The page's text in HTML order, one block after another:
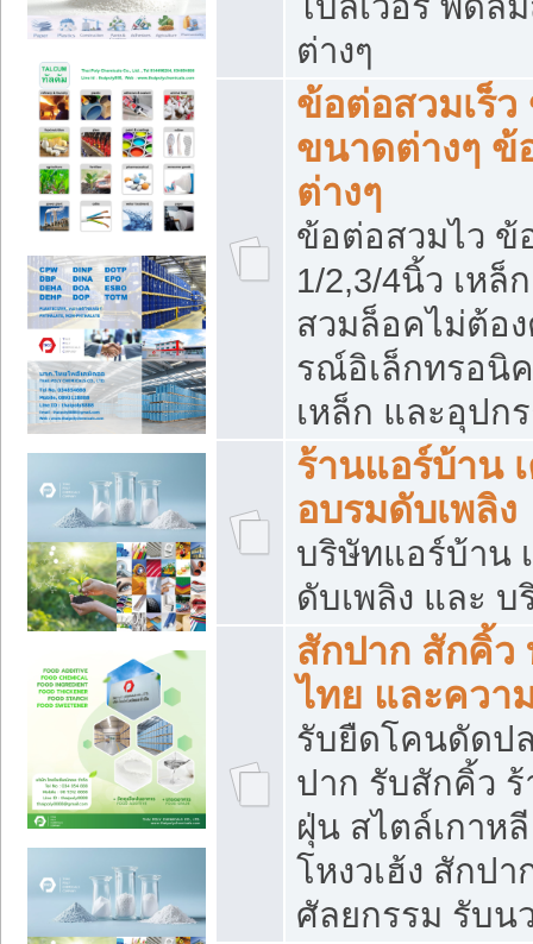
ต่างๆ
ข้อต่อสวมเร็
ขนาดต่างๆ ข้
ต่างๆ
ข้อต่อสวมไว ข้
1/2,3/4นิ้ว เหล็
สวมล็อคไม่ต้อ
รณ์อิเล็กทรอนิ
เหล็ก และอุปก
ร้านแอร์บ้าน
อบรมดับเพลิง
บริษัทแอร์บ้าน
ดับเพลิง และ
สักปาก สักคิ้
ไทย และควา
รับยืดโคนดัดป
ปาก รับสักคิ้ว
ฝุ่น สไตล์เกาห
โหงวเฮ้ง สักป
ศัลยกรรม รับน